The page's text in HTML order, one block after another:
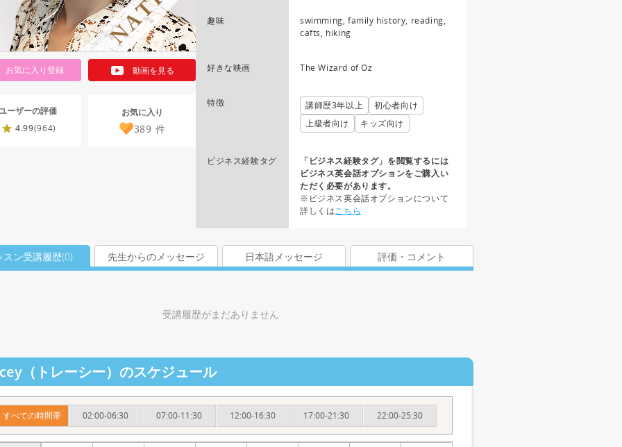
お気に入り登録 動画を見る
ーザーの評価
4.99(964)
お気に入り
389 件
趣味
swimming, family history, reading,
cafts, hiking
好きな映画 The Wizard of Oz
特徴 講師歴3年以上
初心者向け
上級者向け
キッズ向け
ビジネス経験タグ
「ビジネス経験タグ」を閲覧するには
ビジネス英会話オプションをご購入い
ただく必要があります。
※ビジネス英会話オプションについて
詳しくはこちら
スン受講履歴(0) 先生からのメッセージ 日本語メッセージ 評価・コメント
受講履歴がまだありません
（トレーシー）のスケジュール
すべての時間帯 02:00-06:30 07:00-11:30 12:00-16:30 17:00-21:30 22:00-25:30